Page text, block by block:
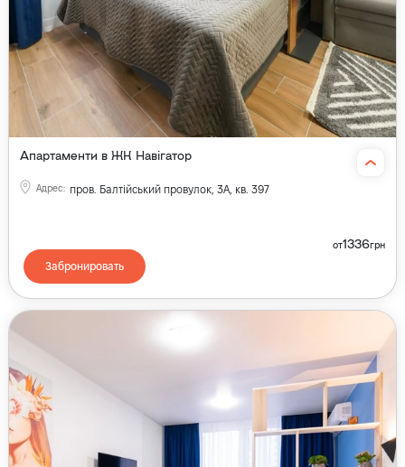
Апартаменти в ЖК Навігатор
Адрес: пров. Балтійський провулок, 3А, кв. 397
от1336грн
Забронировать